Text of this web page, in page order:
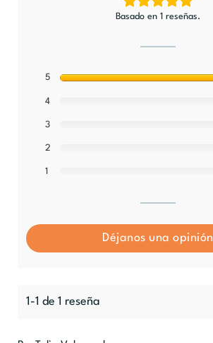
Basado en 1 reseñas.
5
4
3
2
1
Déjanos una opinión
1-1 de 1 reseña